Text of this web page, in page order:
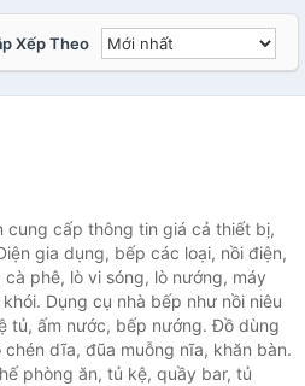
Xếp Theo
cung cấp thông tin giá cả thiết bị,
gia dụng, bếp các loại, nồi điện,
phê, lò vi sóng, lò nướng, máy
Dụng cụ nhà bếp như nồi niêu
tủ, ấm nước, bếp nướng. Đồ dùng
dĩa, đũa muỗng nĩa, khăn bàn.
phòng ăn, tủ kệ, quầy bar, tủ